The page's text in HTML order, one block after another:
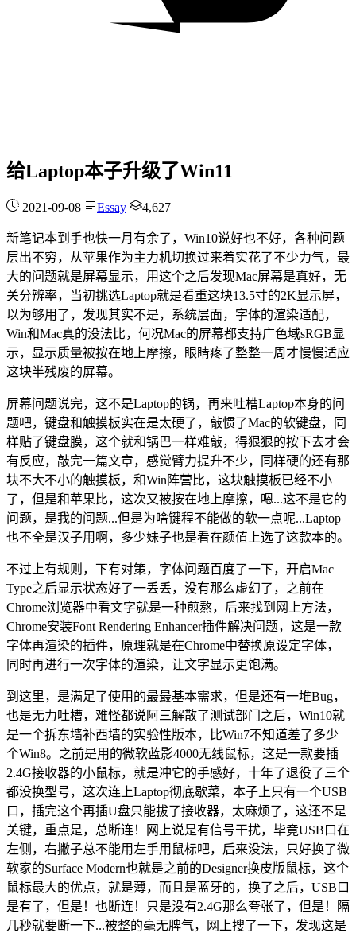
给Laptop本子升级了Win11
2021-09-08 Essay 4,627
新笔记本到手也快一月有余了，Win10说好也不好，各种问题
层出不穷，从苹果作为主力机切换过来着实花了不少力气，最
大的问题就是屏幕显示，用这个之后发现Mac屏幕是真好，无
关分辨率，当初挑选Laptop就是看重这块13.5寸的2K显示屏，
以为够用了，发现其实不是，系统层面，字体的渲染适配，
Win和Mac真的没法比，何况Mac的屏幕都支持广色域sRGB显
示，显示质量被按在地上摩擦，眼睛疼了整整一周才慢慢适应
这块半残废的屏幕。
屏幕问题说完，这不是Laptop的锅，再来吐槽Laptop本身的问
题吧，键盘和触摸板实在是太硬了，敲惯了Mac的软键盘，同
样贴了键盘膜，这个就和锅巴一样难敲，得狠狠的按下去才会
有反应，敲完一篇文章，感觉臂力提升不少，同样硬的还有那
块不大不小的触摸板，和Win阵营比，这块触摸板已经不小
了，但是和苹果比，这次又被按在地上摩擦，嗯...这不是它的
问题，是我的问题...但是为啥键程不能做的软一点呢...Laptop
也不全是汉子用啊，多少妹子也是看在颜值上选了这款本的。
不过上有规则，下有对策，字体问题百度了一下，开启Mac
Type之后显示状态好了一丢丢，没有那么虚幻了，之前在
Chrome浏览器中看文字就是一种煎熬，后来找到网上方法，
Chrome安装Font Rendering Enhancer插件解决问题，这是一款
字体再渲染的插件，原理就是在Chrome中替换原设定字体，
同时再进行一次字体的渲染，让文字显示更饱满。
到这里，是满足了使用的最最基本需求，但是还有一堆Bug，
也是无力吐槽，难怪都说阿三解散了测试部门之后，Win10就
是一个拆东墙补西墙的实验性版本，比Win7不知道差了多少
个Win8。之前是用的微软蓝影4000无线鼠标，这是一款要插
2.4G接收器的小鼠标，就是冲它的手感好，十年了退役了三个
都没换型号，这次连上Laptop彻底歇菜，本子上只有一个USB
口，插完这个再插U盘只能拔了接收器，太麻烦了，这还不是
关键，重点是，总断连！网上说是有信号干扰，毕竟USB口在
左侧，右撇子总不能用左手用鼠标吧，后来没法，只好换了微
软家的Surface Modern也就是之前的Designer换皮版鼠标，这个
鼠标最大的优点，就是薄，而且是蓝牙的，换了之后，USB口
是有了，但是！也断连！只是没有2.4G那么夸张了，但是！隔
几秒就要断一下...被整的毫无脾气，网上搜了一下，发现这是